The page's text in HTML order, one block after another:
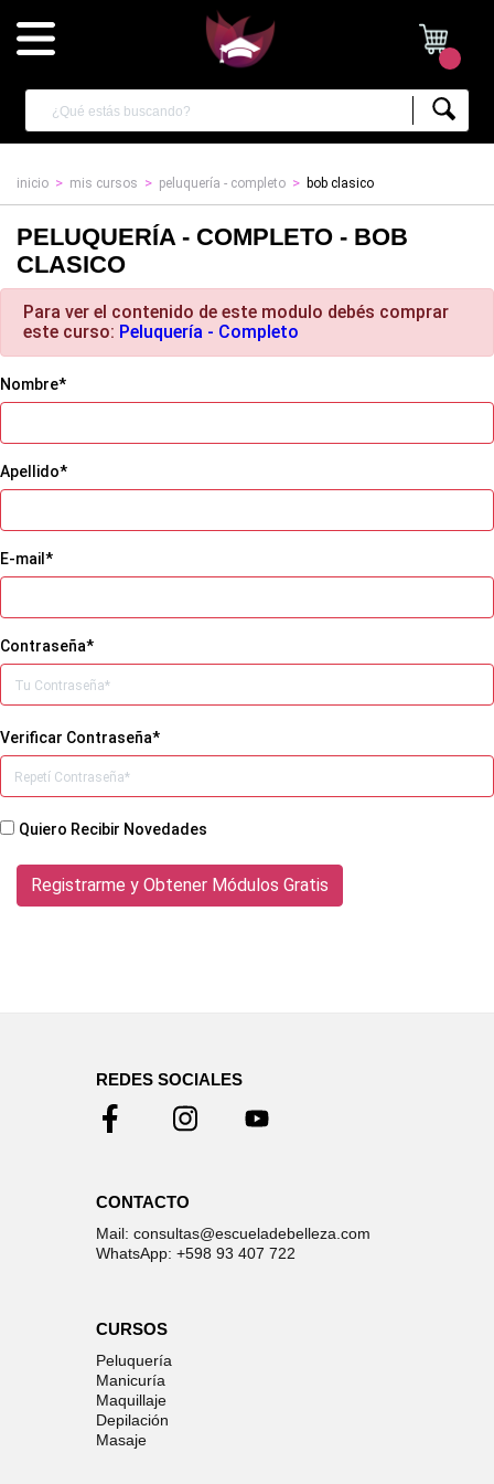
inicio mis cursos peluquería - completo bob clasico
PELUQUERÍA - COMPLETO - BOB
CLASICO
Para ver el contenido de este modulo debés comprar
este curso: Peluquería - Completo
Nombre*
Apellido*
E-mail*
Contraseña*
Verificar Contraseña*
Quiero Recibir Novedades
REDES SOCIALES
CONTACTO
Mail: consultas@escueladebelleza.com
WhatsApp: +598 93 407 722
CURSOS
Peluquería
Manicuría
Maquillaje
Depilación
Masaje